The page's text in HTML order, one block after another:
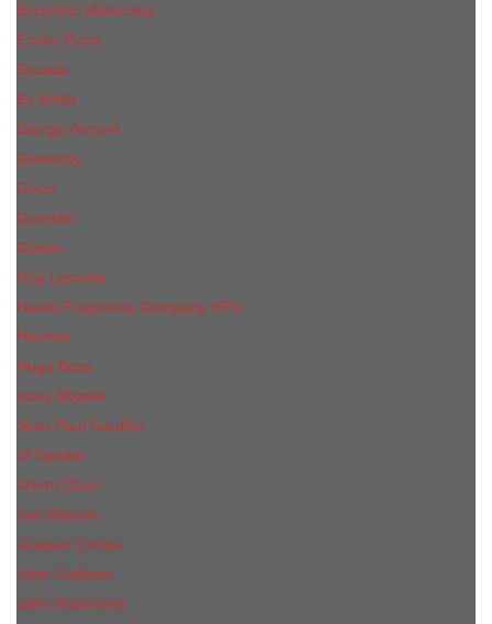
Escentric Molecules
Emilio Pucci
Escada
Ex Nihilo
Giorgio Armani
Givenchy
Gucci
Guerlain
Guess
Guy Laroche
Haute Fragrance Company HFC
Hermes
Hugo Boss
Issey Miyake
Jean Paul Gaultier
Jil Sander
Jimmi Choo
Jое Malоnе
Joaquin Cortes
John Galliano
John Richmond